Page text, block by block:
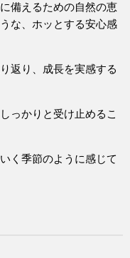
備えるための自然の恵
な、ホッとする安心感
返り、成長を実感する
っかりと受け止めるこ
く季節のように感じて